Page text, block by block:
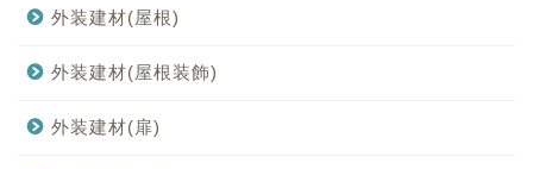
外装建材(屋根)
外装建材(屋根装飾)
外装建材(扉)